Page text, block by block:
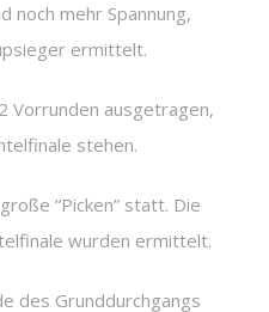
noch mehr Spannung,
ermittelt.
Vorrunden ausgetragen,
stehen.
“Picken” statt. Die
wurden ermittelt.
des Grunddurchgangs